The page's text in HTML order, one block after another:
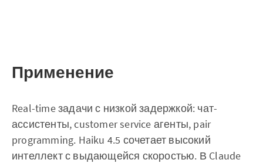
Применение
Real-time задачи с низкой задержкой: чат-
ассистенты, customer service агенты, pair
programming. Haiku 4.5 сочетает высокий
интеллект с выдающейся скоростью. В Claude